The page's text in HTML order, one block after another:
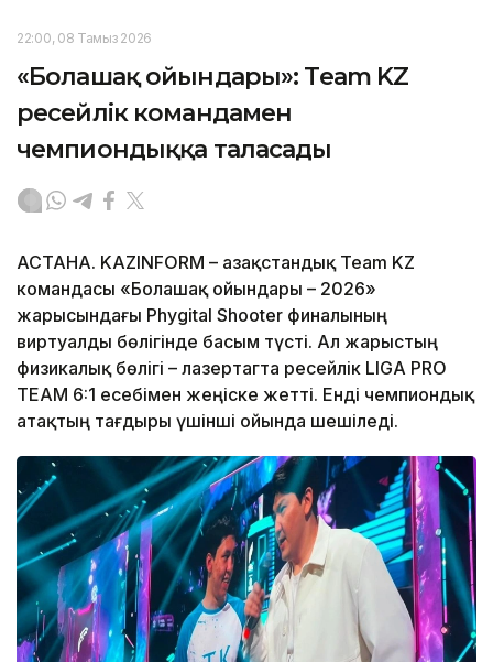
22:00, 08 Тамыз 2026
«Болашақ ойындары»: Team KZ
ресейлік командамен
чемпиондыққа таласады
АСТАНА. KAZINFORM – Қазақстандық Team KZ
командасы «Болашақ ойындары – 2026»
жарысындағы Phygital Shooter финалының
виртуалды бөлігінде басым түсті. Ал жарыстың
физикалық бөлігі – лазертагта ресейлік LIGA PRO
TEAM 6:1 есебімен жеңіске жетті. Енді чемпиондық
атақтың тағдыры үшінші ойында шешіледі.